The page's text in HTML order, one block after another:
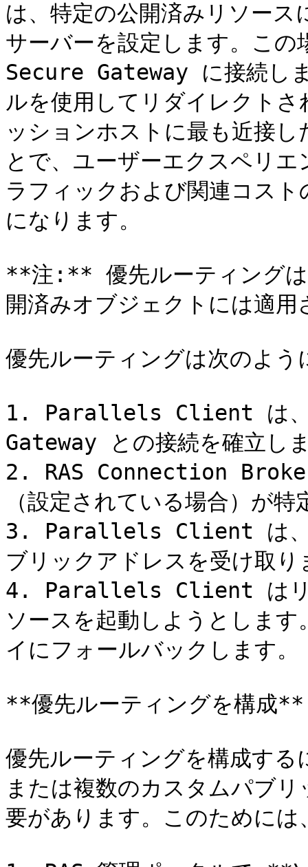
は、特定の公開済みリソー
サーバーを設定します。こ
Secure Gateway に接続し
ルを使用してリダイレクト
ッションホストに最も近接
とで、ユーザーエクスペリ
ラフィックおよび関連コス
になります。
**注:** 優先ルーティン
開済みオブジェクトには適用
優先ルーティングは次のよう
1. Parallels Client は、標
Gateway との接続を確立し
2. RAS Connection Broker
（設定されている場合）が特
3. Parallels Client は、リ
ブリックアドレスを受け取り
4. Parallels Client はリダ
ソースを起動しようとしま
イにフォールバックします。
**優先ルーティングを構成**
優先ルーティングを構成す
または複数のカスタムパブ
要があります。このために